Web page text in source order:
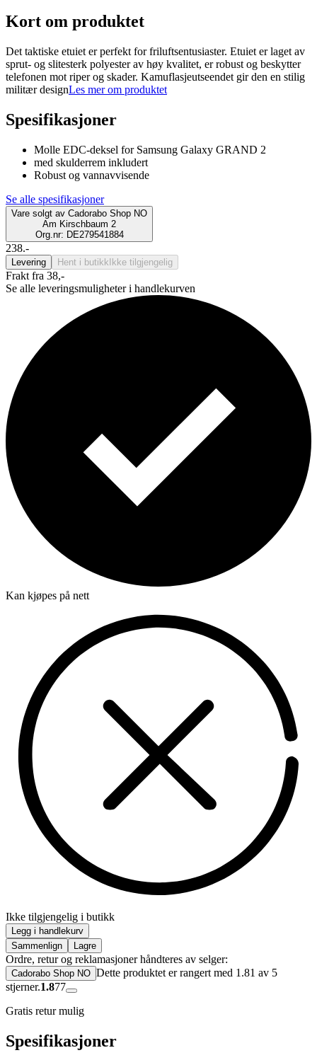
Kort om produktet
Det taktiske etuiet er perfekt for friluftsentusiaster. Etuiet er laget av
sprut- og slitesterk polyester av høy kvalitet, er robust og beskytter
telefonen mot riper og skader. Kamuflasjeutseendet gir den en stilig
militær designLes mer om produktet
Spesifikasjoner
Molle EDC-deksel for Samsung Galaxy GRAND 2
med skulderrem inkludert
Robust og vannavvisende
Se alle spesifikasjoner
Vare solgt av Cadorabo Shop NO
Am Kirschbaum 2
Org.nr: DE279541884
238.-
Levering Hent i butikk Ikke tilgjengelig
Frakt fra 38,-
Se alle leveringsmuligheter i handlekurven
Kan kjøpes på nett
Ikke tilgjengelig i butikk
Legg i handlekurv
Sammenlign
Lagre
Ordre, retur og reklamasjoner håndteres av selger:
Cadorabo Shop NO Dette produktet er rangert med 1.81 av 5
stjerner.1.877
Gratis retur mulig
Spesifikasjoner